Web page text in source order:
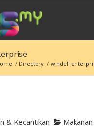
/ Directory / windell
& Kecantikan
Makanan